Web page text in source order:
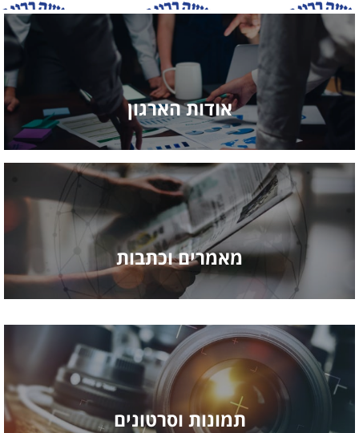
אודות הארגון
מאמרים וכתבות
תמונות וסרטונים